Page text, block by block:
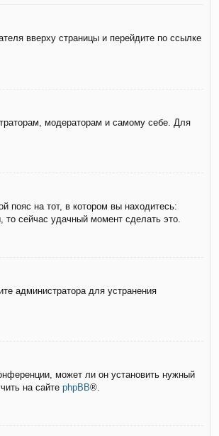
вверху страницы и перейдите по ссылке
модераторам и самому себе. Для
пояс на тот, в котором вы находитесь:
то сейчас удачный момент сделать это.
администратора для устранения
может ли он установить нужный
на сайте phpBB®.